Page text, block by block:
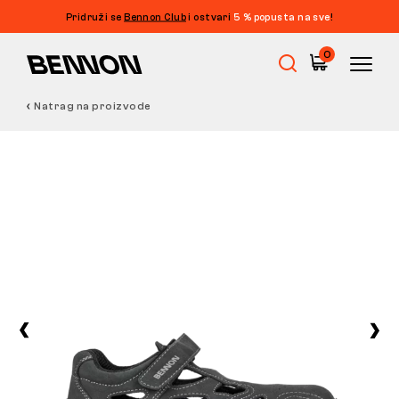
Pridruži seBennon Clubi ostvari 5 % popusta na sve!
0
Obuća za slobodno vrijeme
Natrag na proizvode